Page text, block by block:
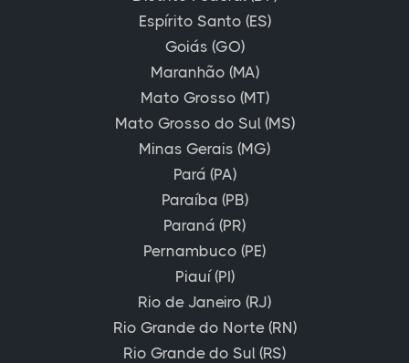
Espírito Santo (ES)
Goiás (GO)
Maranhão (MA)
Mato Grosso (MT)
Mato Grosso do Sul (MS)
Minas Gerais (MG)
Pará (PA)
Paraíba (PB)
Paraná (PR)
Pernambuco (PE)
Piauí (PI)
Rio de Janeiro (RJ)
Rio Grande do Norte (RN)
Rio Grande do Sul (RS)